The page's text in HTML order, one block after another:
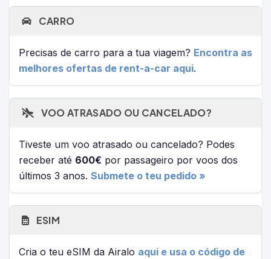
CARRO
Precisas de carro para a tua viagem? Encontra as
melhores ofertas de rent-a-car aqui.
VOO ATRASADO OU CANCELADO?
Tiveste um voo atrasado ou cancelado? Podes
receber até 600€ por passageiro por voos dos
últimos 3 anos. Submete o teu pedido »
ESIM
Cria o teu eSIM da Airalo aqui e usa o código de